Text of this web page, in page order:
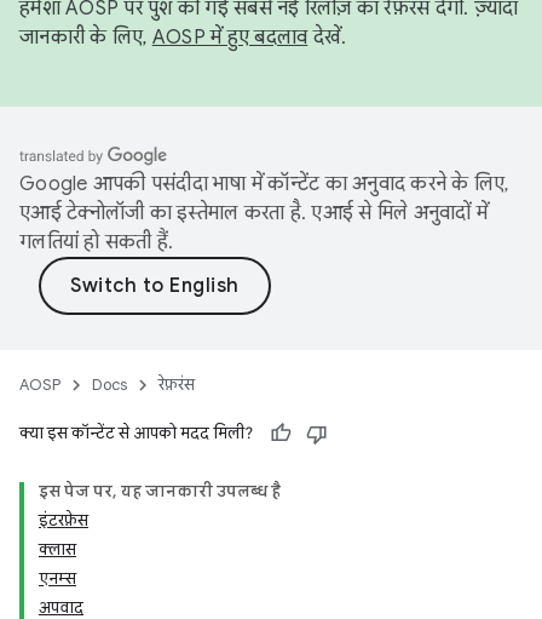
हमेशा AOSP पर पुश की गई सबसे नई रिलीज़ का रेफ़रंस देगी. ज़्यादा
जानकारी के लिए, AOSP में हुए बदलावदेखें.
Google आपकी पसंदीदा भाषा में कॉन्टेंट का अनुवाद करने के लिए,
एआई टेक्नोलॉजी का इस्तेमाल करता है. एआई से मिले अनुवादों में
गलतियां हो सकती हैं.
AOSP Docs रेफ़रंस
क्या इस कॉन्टेंट से आपको मदद मिली?
इस पेज पर, यह जानकारी उपलब्ध है
इंटरफ़ेस
क्लास
एनम्स
अपवाद